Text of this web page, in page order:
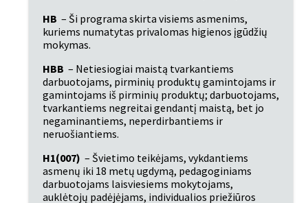
HB – Ši programa skirta visiems asmenims,
kuriems numatytas privalomas higienos įgūdžių
mokymas.
HBB – Netiesiogiai maistą tvarkantiems
darbuotojams, pirminių produktų gamintojams ir
gamintojams iš pirminių produktų; darbuotojams,
tvarkantiems negreitai gendantį maistą, bet jo
negaminantiems, neperdirbantiems ir
neruošiantiems.
H1(007) – Švietimo teikėjams, vykdantiems
asmenų iki 18 metų ugdymą, pedagoginiams
darbuotojams laisviesiems mokytojams,
auklėtojų padėjėjams, individualios priežiūros